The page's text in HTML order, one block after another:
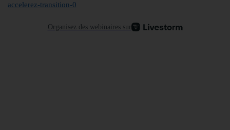
accelerez-transition-0